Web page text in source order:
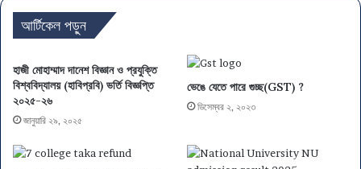
আর্টিকেল পড়ুন
হাজী মোহাম্মাদ দানেশ বিজ্ঞান ও প্রযুক্তি
বিশ্ববিদ্যালয় (হাবিপ্রবি) ভর্তি বিজ্ঞপ্তি
২০২৫-২৬
জানুয়ারি ২৯, ২০২৫
ভেঙে যেতে পারে গুচ্ছ(GST) ?
ডিসেম্বর ২, ২০২৩